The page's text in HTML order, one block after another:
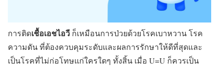
การติดเชื้อเอชไอวี ก็เหมือนการป่วยด้วยโรคเบาหวาน โรค
ความดัน ที่ต้องควบคุมระดับและผลการรักษาให้ดีที่สุดและ
เป็นโรคที่ไม่ก่อโทษแก่ใครใดๆ ทั้งสิ้น เมื่อ U=U ก็ควรเป็น